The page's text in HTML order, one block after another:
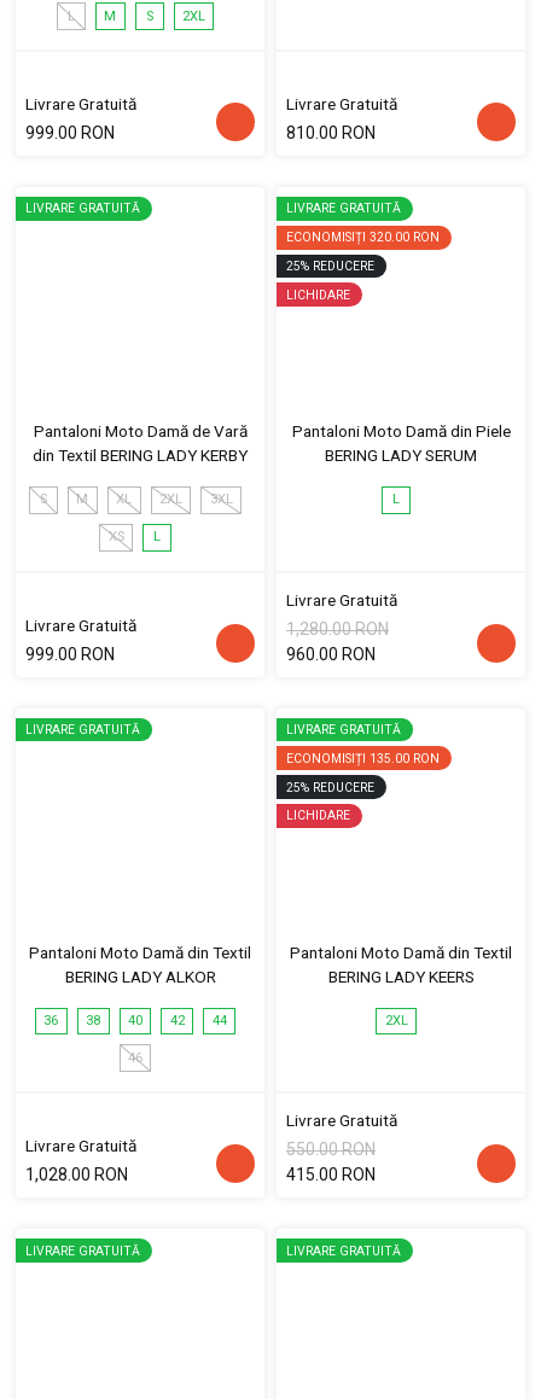
L M S 2XL
Livrare Gratuită
999.00 RON
Livrare Gratuită
810.00 RON
LIVRARE GRATUITĂ
Pantaloni Moto Damă de Vară
din Textil BERING LADY KERBY
S M XL 2XL 3XL
XS L
Livrare Gratuită
999.00 RON
LIVRARE GRATUITĂ
ECONOMISIȚI 320.00 RON
25% REDUCERE
LICHIDARE
Pantaloni Moto Damă din Piele
BERING LADY SERUM
L
Livrare Gratuită
1,280.00 RON
960.00 RON
LIVRARE GRATUITĂ
Pantaloni Moto Damă din Textil
BERING LADY ALKOR
36 38 40 42 44
46
Livrare Gratuită
1,028.00 RON
LIVRARE GRATUITĂ
ECONOMISIȚI 135.00 RON
25% REDUCERE
LICHIDARE
Pantaloni Moto Damă din Textil
BERING LADY KEERS
2XL
Livrare Gratuită
550.00 RON
415.00 RON
LIVRARE GRATUITĂ LIVRARE GRATUITĂ